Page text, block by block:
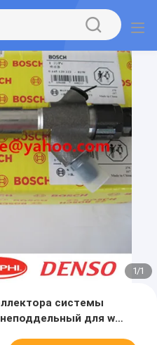
1/1
системы
для w